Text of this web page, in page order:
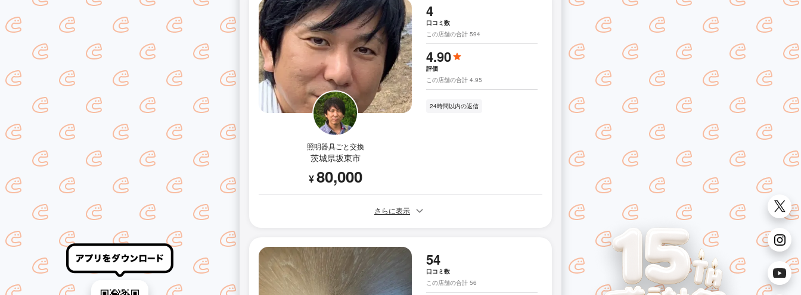
照明器具ごと交換
茨城県坂東市
¥80,000
4
口コミ数
この店舗の合計 594
4.90
評価
この店舗の合計 4.95
24時間以内の返信
さらに表示
54
口コミ数
この店舗の合計 56